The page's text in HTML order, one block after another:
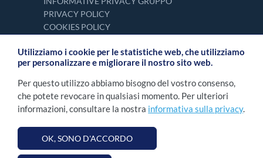
PRIVACY POLICY
COOKIES POLICY
2026 NOVOMATIC Italia S.p.A. Tutti i diritti
Utilizziamo i cookie per le statistiche web, che utilizziamo
per personalizzare e migliorare il nostro sito web.
Per questo utilizzo abbiamo bisogno del vostro consenso,
che potete revocare in qualsiasi momento. Per ulteriori
informazioni, consultare la nostra informativa sulla privacy.
OK, SONO D'ACCORDO